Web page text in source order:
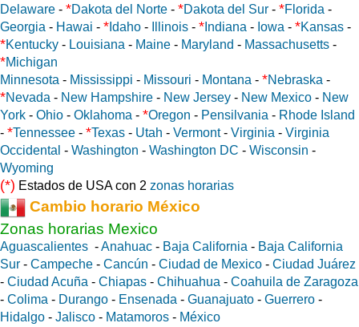
Delaware - *Dakota del Norte - *Dakota del Sur - *Florida -
Georgia - Hawai - * Idaho - Illinois - * Indiana - Iowa - *Kansas -
*Kentucky - Louisiana - Maine - Maryland - Massachusetts -
*Michigan
Minnesota - Mississippi - Missouri - Montana - *Nebraska -
*Nevada - New Hampshire - New Jersey - New Mexico - New
York - Ohio - Oklahoma - *Oregon - Pensilvania - Rhode Island
- *Tennessee - *Texas - Utah - Vermont- Virginia - Virginia
Occidental - Washington - Washington DC - Wisconsin -
Wyoming
(*) Estados de USA con 2 zonas horarias
Cambio horario México
Zonas horarias Mexico
Aguascalientes -Anahuac - Baja California - Baja California
Sur - Campeche - Cancún - Ciudad de Mexico - Ciudad Juárez
- Ciudad Acuña - Chiapas - Chihuahua - Coahuila de Zaragoza
- Colima - Durango - Ensenada - Guanajuato - Guerrero -
Hidalgo - Jalisco - Matamoros - México